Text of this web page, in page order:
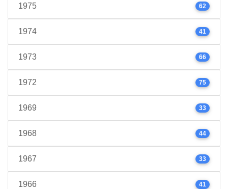
1975 62
1974 41
1973 66
1972 75
1969 33
1968 44
1967 33
1966 41